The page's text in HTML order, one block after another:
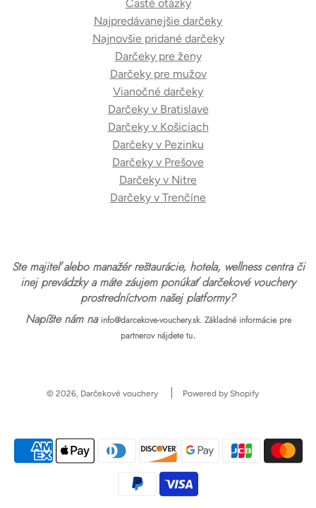
Časté otázky
Najpredávanejšie darčeky
Najnovšie pridané darčeky
Darčeky pre ženy
Darčeky pre mužov
Vianočné darčeky
Darčeky v Bratislave
Darčeky v Košiciach
Darčeky v Pezinku
Darčeky v Prešove
Darčeky v Nitre
Darčeky v Trenčíne
Ste majiteľ alebo manažér reštaurácie, hotela, wellness centra či
inej prevádzky a máte záujem ponúkať darčekové vouchery
prostredníctvom našej platformy?
Napíšte nám na info@darcekove-vouchery.sk. Základné informácie pre
partnerov nájdete tu.
© 2026, Darčekové vouchery Powered by Shopify